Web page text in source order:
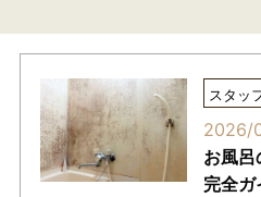
スタッ
2026/
お風呂
完全ガ